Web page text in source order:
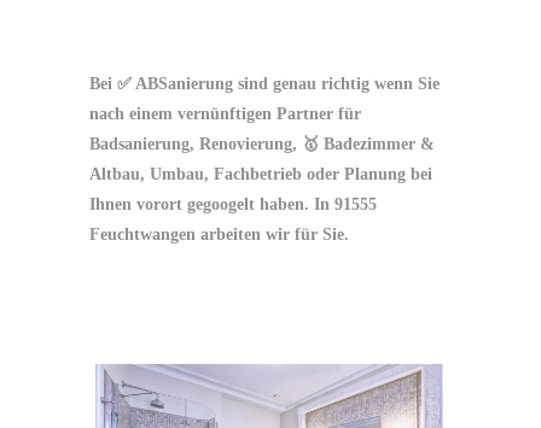
Bei ✅ ABSanierung sind genau richtig wenn Sie
nach einem vernünftigen Partner für
Badsanierung, Renovierung, 🥇 Badezimmer &
Altbau, Umbau, Fachbetrieb oder Planung bei
Ihnen vorort gegoogelt haben. In 91555
Feuchtwangen arbeiten wir für Sie.